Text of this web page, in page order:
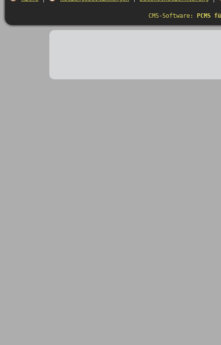
CMS-Software: PCMS